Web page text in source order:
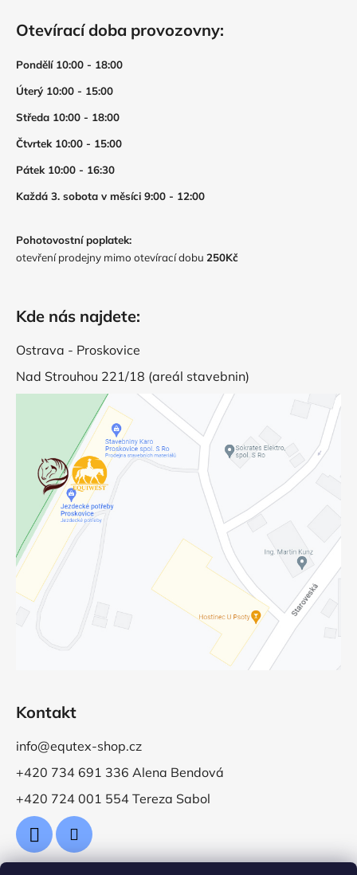
Otevírací doba provozovny:
Pondělí 10:00 - 18:00
Úterý 10:00 - 15:00
Středa 10:00 - 18:00
Čtvrtek 10:00 - 15:00
Pátek 10:00 - 16:30
Každá 3. sobota v měsíci 9:00 - 12:00
Pohotovostní poplatek:
otevření prodejny mimo otevírací dobu 250Kč
Kde nás najdete:
Ostrava - Proskovice
Nad Strouhou 221/18 (areál stavebnin)
Kontakt
info@equtex-shop.cz
+420 734 691 336 Alena Bendová
+420 724 001 554 Tereza Sabol